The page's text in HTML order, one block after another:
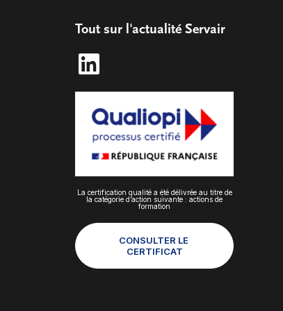
Tout sur l'actualité Servair
La certification qualité a été délivrée au titre de
la catégorie d’action suivante : actions de
formation
CONSULTER LE
CERTIFICAT